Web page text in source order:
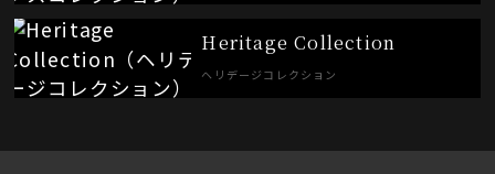
Heritage Collection
ヘリデージコレクション